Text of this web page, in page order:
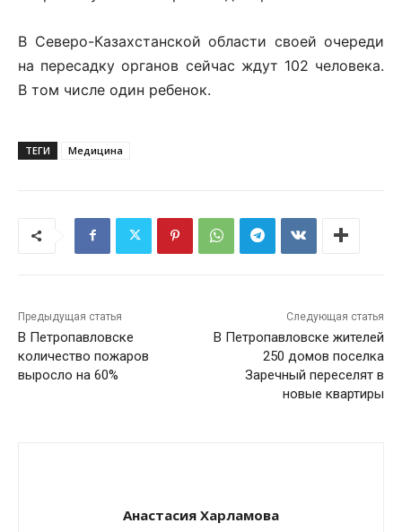
В Северо-Казахстанской области своей очереди
на пересадку органов сейчас ждут 102 человека.
В том числе один ребенок.
ТЕГИ Медицина
Предыдущая статья
В Петропавловске
количество пожаров
выросло на 60%
Следующая статья
В Петропавловске жителей
250 домов поселка
Заречный переселят в
новые квартиры
Анастасия Харламова